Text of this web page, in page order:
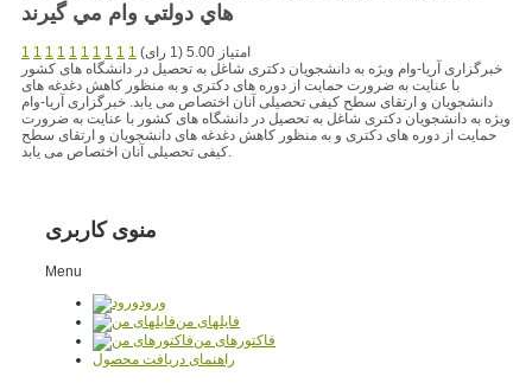
هاي دولتي وام مي گيرند
1 1 1 1 1 1 1 1 1 1
امتیاز 5.00 (1 رای)
خبرگزاری آریا-وام ویژه به دانشجویان دکتری شاغل به تحصیل در دانشگاه های کشور
با عنایت به ضرورت حمایت از دوره های دکتری و به منظور کاهش دغدغه های
دانشجویان و ارتقای سطح کیفی تحصیلی آنان اختصاص می یابد. خبرگزاری آریا-وام
ویژه به دانشجویان دکتری شاغل به تحصیل در دانشگاه های کشور با عنایت به ضرورت
حمایت از دوره های دکتری و به منظور کاهش دغدغه های دانشجویان و ارتقای سطح
کیفی تحصیلی آنان اختصاص می یابد.
منوی کاربری
Menu
ورود
فایلهای من
فاکتورهای من
راهنمای دریافت محصول